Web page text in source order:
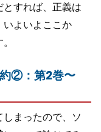
とすれば、正義は
いよいよここか
約②：第2巻〜
まったので、ソ